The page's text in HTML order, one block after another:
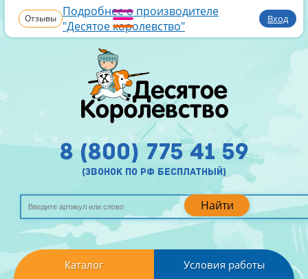
Отзывы Подробнее о производителе
"Десятое королевство"
Вход
Найти
8 (800) 775 41 59
(звонок по рф бесплатный)
Каталог Условия работы